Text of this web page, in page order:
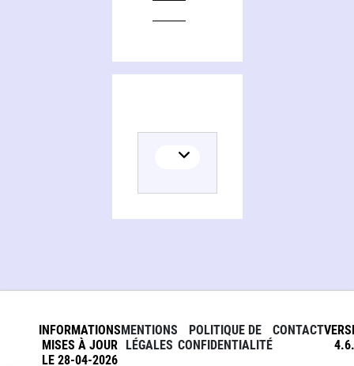
INFORMATIONS
MISES À JOUR
LE 28-04-2026
MENTIONS
LÉGALES
POLITIQUE DE
CONFIDENTIALITÉ
CONTACT